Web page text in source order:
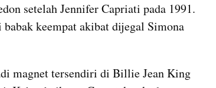
setelah Jennifer Capriati pada 1991.
babak keempat akibat dijegal Simona
magnet tersendiri di Billie Jean King